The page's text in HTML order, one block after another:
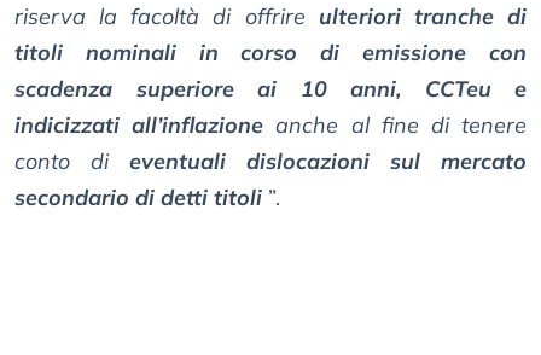
riserva la facoltà di offrire ulteriori tranche di
titoli nominali in corso di emissione con
scadenza superiore ai 10 anni, CCTeu e
indicizzati all’inflazione anche al fine di tenere
conto di eventuali dislocazioni sul mercato
secondario di detti titoli ”.